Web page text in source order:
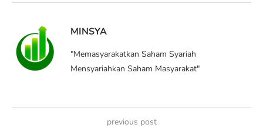
MINSYA
"Memasyarakatkan Saham Syariah
Mensyariahkan Saham Masyarakat"
previous post